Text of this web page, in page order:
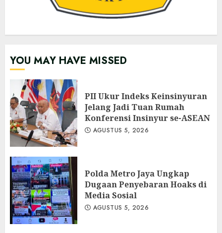
YOU MAY HAVE MISSED
PII Ukur Indeks Keinsinyuran
Jelang Jadi Tuan Rumah
Konferensi Insinyur se-ASEAN
AGUSTUS 5, 2026
Polda Metro Jaya Ungkap
Dugaan Penyebaran Hoaks di
Media Sosial
AGUSTUS 5, 2026